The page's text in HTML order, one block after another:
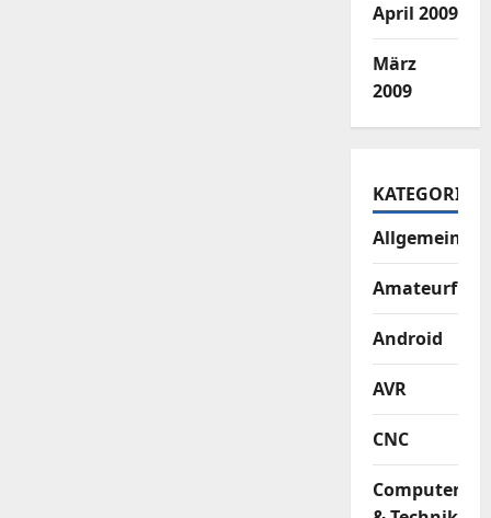
April 2009
März
2009
KATEGORIEN
Allgemein
Amateurfunk
Android
AVR
CNC
Computer